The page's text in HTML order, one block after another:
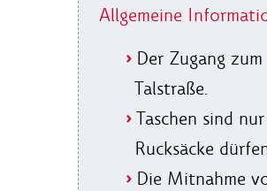
Allgemeine
Der Zugang
Talstraße.
Taschen sind
Rucksäcke
Die Mitnahme